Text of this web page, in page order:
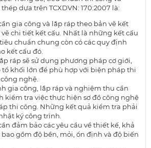
dựa trên TCXDVN: 170:2007 là:
gia công và lắp ráp theo bản vẽ kết
chi tiết kết cấu. Nhất là những kết cấu
chuẩn chung còn có các quy định
kết cấu đó.
ráp sẽ sử dụng phương pháp cơ giới,
khối lớn để phù hợp với biện pháp thi
nghệ.
gia công, lắp ráp và nghiệm thu cần
kiểm tra việc thực hiện sơ đồ công nghệ
thi công. Những kết quả kiểm tra phải
ký công trình.
đảm bảo các yêu cầu về thiết kế, khả
gồm độ bền, mỏi, ổn định và độ biến